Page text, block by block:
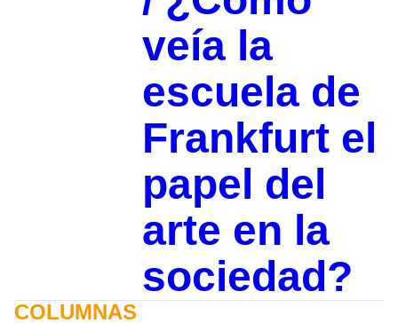
veía la
escuela de
Frankfurt el
papel del
arte en la
sociedad?
COLUMNAS